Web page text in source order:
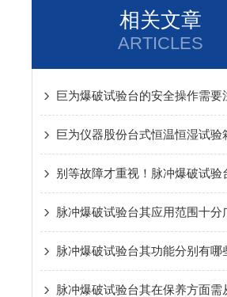
相关文章
ARTICLES
巨为仪器股份台式恒温恒湿试验
脉冲爆破试验台其应用范围十分
脉冲爆破试验台其功能分别有哪